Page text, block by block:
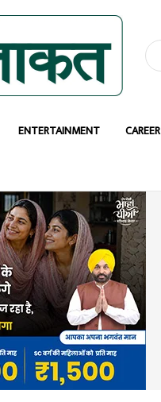
ENTERTAINMENT CAREER